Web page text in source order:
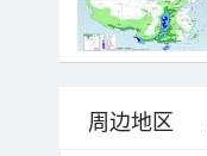
周边地区